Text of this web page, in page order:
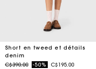
Short en tweed et détails
denim
Price reduced from
C$390.00to-50% C$195.00